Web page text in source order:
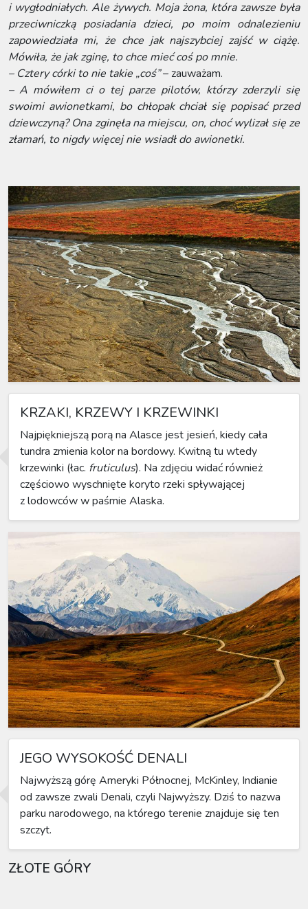
i wygłodniałych. Ale żywych. Moja żona, która zawsze była
przeciwniczką posiadania dzieci, po moim odnalezieniu
zapowiedziała mi, że chce jak najszybciej zajść w ciążę.
Mówiła, że jak zginę, to chce mieć coś po mnie.
– Cztery córki to nie takie „coś”– zauważam.
– A mówiłem ci o tej parze pilotów, którzy zderzyli się
swoimi awionetkami, bo chłopak chciał się popisać przed
dziewczyną? Ona zginęła na miejscu, on, choć wylizał się ze
złamań, to nigdy więcej nie wsiadł do awionetki.
KRZAKI, KRZEWY I KRZEWINKI
Najpiękniejszą porą na Alasce jest jesień, kiedy cała
tundra zmienia kolor na bordowy. Kwitną tu wtedy
krzewinki (łac. fruticulus). Na zdjęciu widać również
częściowo wyschnięte koryto rzeki spływającej
z lodowców w paśmie Alaska.
JEGO WYSOKOŚĆ DENALI
Najwyższą górę Ameryki Północnej, McKinley, Indianie
od zawsze zwali Denali, czyli Najwyższy. Dziś to nazwa
parku narodowego, na którego terenie znajduje się ten
szczyt.
ZŁOTE GÓRY